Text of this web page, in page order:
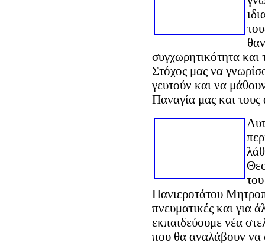
συγχωρητικότητα
Στόχος μας να
γευτούν και να
Παναγία μας και τους
Πανιεροτάτου
πνευματικές και για
εκπαιδεύουμε νέα
που θα αναλάβουν να